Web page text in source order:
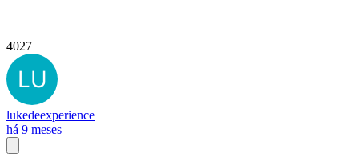
4027
lukedeexperience
há 9 meses